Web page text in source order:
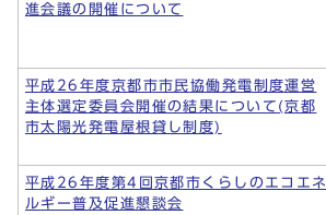
進会議の開催について
平成26年度京都市市民協働発電制度運営
主体選定委員会開催の結果について(京都
市太陽光発電屋根貸し制度)
平成26年度第4回京都市くらしのエコエネ
ルギー普及促進懇談会